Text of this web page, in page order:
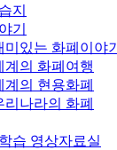
지
기
미있는 화폐이야기
계의 화폐여행
계의 현용화폐
리나라의 화폐
습 영상자료실